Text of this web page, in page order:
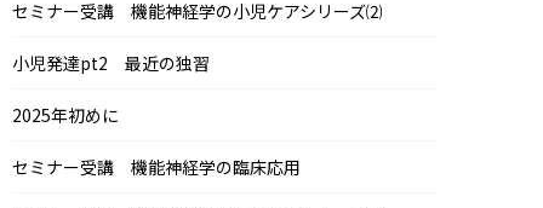
セミナー受講 機能神経学の小児ケアシリーズ⑵
小児発達pt2 最近の独習
2025年初めに
セミナー受講 機能神経学の臨床応用